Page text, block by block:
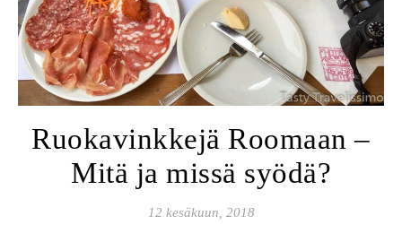
Ruokavinkkejä Roomaan –
Mitä ja missä syödä?
12 kesäkuun, 2018